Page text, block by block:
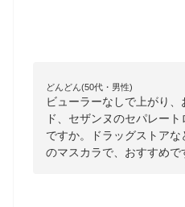
どんどん(50代・男性)
ビューラーなしで上がり
ド、セザンヌのセパレー
ですか。ドラッグストア
のマスカラで、おすすめで